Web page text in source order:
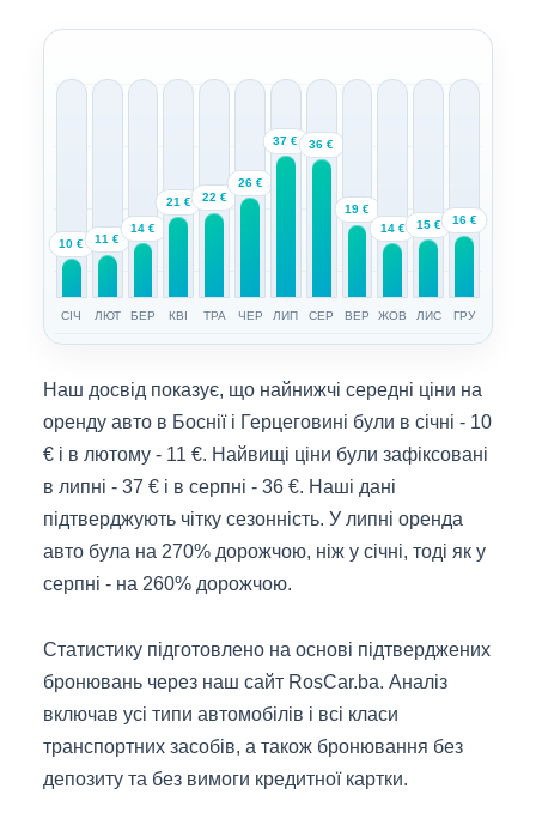
10 €
СІЧ
11 €
ЛЮТ
14 €
БЕР
21 €
КВІ
22 €
ТРА
26 €
ЧЕР
37 €
ЛИП
36 €
СЕР
19 €
ВЕР
14 €
ЖОВ
15 €
ЛИС
16 €
ГРУ
Наш досвід показує, що найнижчі середні ціни на
оренду авто в Боснії і Герцеговині були в січні - 10
€ і в лютому - 11 €. Найвищі ціни були зафіксовані
в липні - 37 € і в серпні - 36 €. Наші дані
підтверджують чітку сезонність. У липні оренда
авто була на 270% дорожчою, ніж у січні, тоді як у
серпні - на 260% дорожчою.
Статистику підготовлено на основі підтверджених
бронювань через наш сайт RosCar.ba. Аналіз
включав усі типи автомобілів і всі класи
транспортних засобів, а також бронювання без
депозиту та без вимоги кредитної картки.